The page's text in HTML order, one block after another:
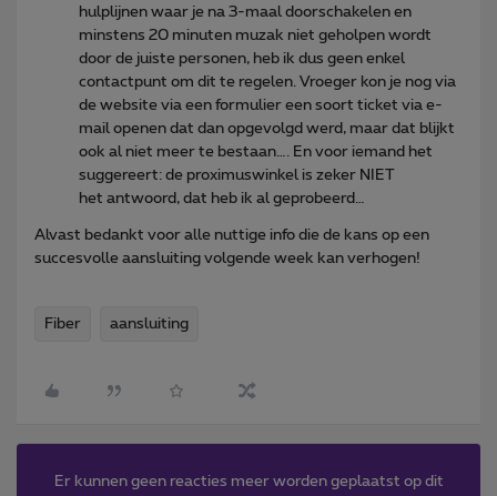
hulplijnen waar je na 3-maal doorschakelen en
minstens 20 minuten muzak niet geholpen wordt
door de juiste personen, heb ik dus geen enkel
contactpunt om dit te regelen. Vroeger kon je nog via
de website via een formulier een soort ticket via e-
mail openen dat dan opgevolgd werd, maar dat blijkt
ook al niet meer te bestaan…. En voor iemand het
suggereert: de proximuswinkel is zeker NIET
het antwoord, dat heb ik al geprobeerd…
Alvast bedankt voor alle nuttige info die de kans op een
succesvolle aansluiting volgende week kan verhogen!
Fiber aansluiting
Er kunnen geen reacties meer worden geplaatst op dit